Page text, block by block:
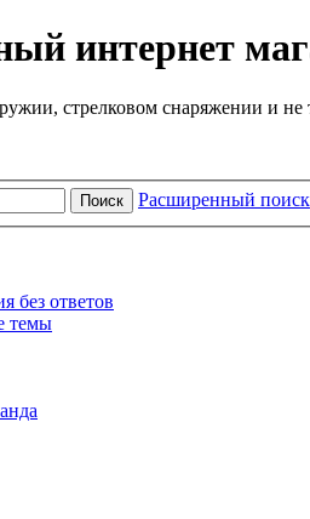
интернет
стрелковом снаряжении и не
Поиск Расширенный поиск
без ответов
темы